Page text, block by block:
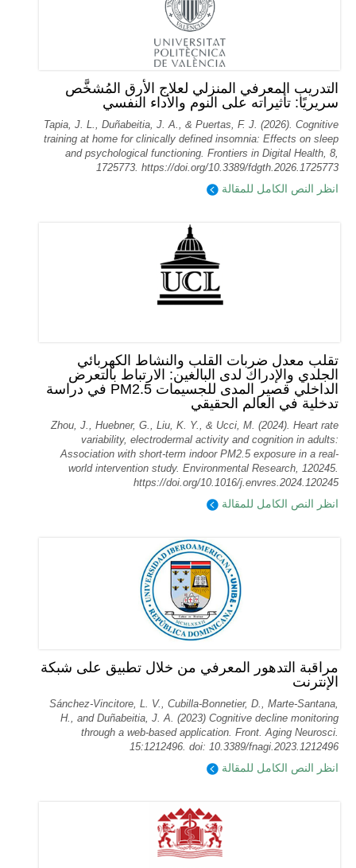
التدريب المعرفي المنزلي لعلاج الأرق المُشخَّص
سريريًا: تأثيراته على النوم والأداء النفسي
Tapia, J. L., Duñabeitia, J. A., & Puertas, F. J. (2026). Cognitive
training at home for clinically defined insomnia: Effects on sleep
and psychological functioning. Frontiers in Digital Health, 8,
1725773. https://doi.org/10.3389/fdgth.2026.1725773
انظر النص الكامل للمقالة
تقلب معدل ضربات القلب والنشاط الكهربائي
الجلدي والإدراك لدى البالغين: الارتباط بالتعرض
الداخلي قصير المدى للجسيمات PM2.5 في دراسة
تدخلية في العالم الحقيقي
Zhou, J., Huebner, G., Liu, K. Y., & Ucci, M. (2024). Heart rate
variability, electrodermal activity and cognition in adults:
Association with short-term indoor PM2.5 exposure in a real-
world intervention study. Environmental Research, 120245.
https://doi.org/10.1016/j.envres.2024.120245
انظر النص الكامل للمقالة
مراقبة التدهور المعرفي من خلال تطبيق على شبكة
الإنترنت
Sánchez-Vincitore, L. V., Cubilla-Bonnetier, D., Marte-Santana,
H., and Duñabeitia, J. A. (2023) Cognitive decline monitoring
through a web-based application. Front. Aging Neurosci.
15:1212496. doi: 10.3389/fnagi.2023.1212496
انظر النص الكامل للمقالة